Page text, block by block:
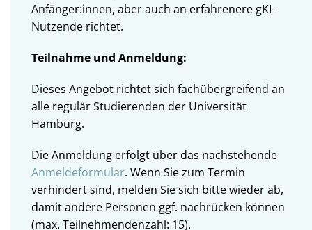
Anfänger:innen, aber auch an erfahrenere gKI-
Nutzende richtet.
Teilnahme und Anmeldung:
Dieses Angebot richtet sich fachübergreifend an
alle regulär Studierenden der Universität
Hamburg.
Die Anmeldung erfolgt über das nachstehende
Anmeldeformular. Wenn Sie zum Termin
verhindert sind, melden Sie sich bitte wieder ab,
damit andere Personen ggf. nachrücken können
(max. Teilnehmendenzahl: 15).